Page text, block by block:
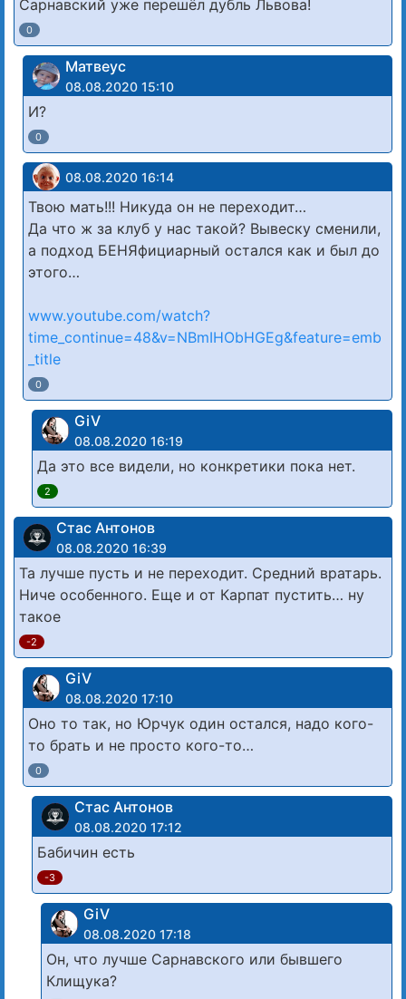
Сарнавский уже перешёл дубль Львова!
0
Матвеус
08.08.2020 15:10
И?
0
08.08.2020 16:14
Твою мать!!! Никуда он не переходит…
Да что ж за клуб у нас такой? Вывеску сменили,
а подход БЕНЯфициарный остался как и был до
этого…
www.youtube.com/watch?
time_continue=48&v=NBmIHObHGEg&feature=emb
_title
0
GiV
08.08.2020 16:19
Да это все видели, но конкретики пока нет.
2
Стас Антонов
08.08.2020 16:39
Та лучше пусть и не переходит. Средний вратарь.
Ниче особенного. Еще и от Карпат пустить… ну
такое
-2
GiV
08.08.2020 17:10
Оно то так, но Юрчук один остался, надо кого-
то брать и не просто кого-то…
0
Стас Антонов
08.08.2020 17:12
Бабичин есть
-3
GiV
08.08.2020 17:18
Он, что лучше Сарнавского или бывшего
Клищука?